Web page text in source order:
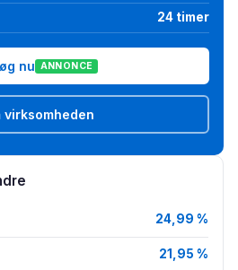
24 timer
nu ANNONCE
virksomheden
24,99 %
21,95 %